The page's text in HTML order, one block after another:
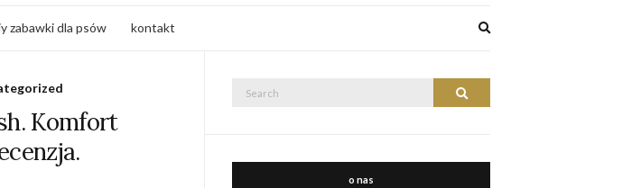
zabawki dla psów kontakt
Komfort
Search
o nas